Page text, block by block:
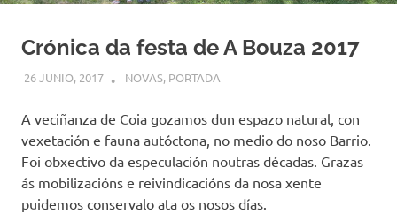
Crónica da festa de A Bouza 2017
26 JUNIO, 2017 COMUNIDADE
NOVAS, PORTADA
A veciñanza de Coia gozamos dun espazo natural, con
vexetación e fauna autóctona, no medio do noso Barrio.
Foi obxectivo da especulación noutras décadas. Grazas
ás mobilizacións e reivindicacións da nosa xente
puidemos conservalo ata os nosos días.